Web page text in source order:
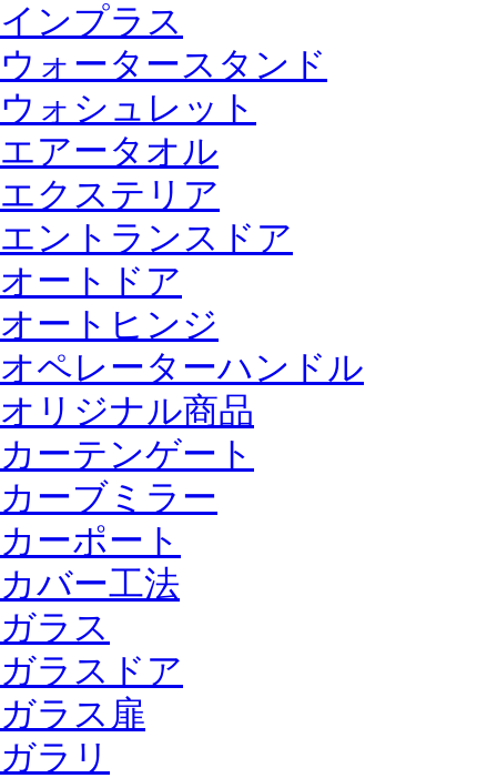
インプラス
ウォータースタンド
ウォシュレット
エアータオル
エクステリア
エントランスドア
オートドア
オートヒンジ
オペレーターハンドル
オリジナル商品
カーテンゲート
カーブミラー
カーポート
カバー工法
ガラス
ガラスドア
ガラス扉
ガラリ